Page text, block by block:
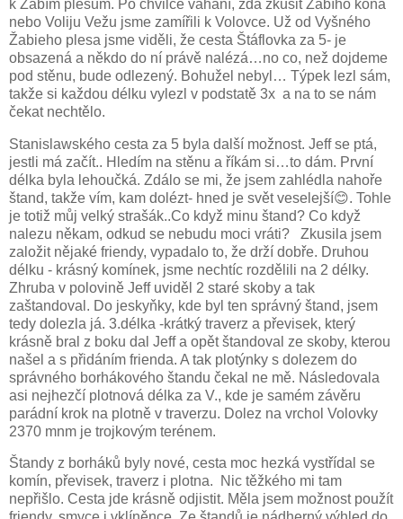
k Žabím plesům. Po chvilce váhání, zda zkusit Žabího koňa
nebo Voliju Vežu jsme zamířili k Volovce. Už od Vyšného
Žabieho plesa jsme viděli, že cesta Štáflovka za 5- je
obsazená a někdo do ní právě nalézá…no co, než dojdeme
pod stěnu, bude odlezený. Bohužel nebyl… Týpek lezl sám,
takže si každou délku vylezl v podstatě 3x a na to se nám
čekat nechtělo.
Stanislawského cesta za 5 byla další možnost. Jeff se ptá,
jestli má začít.. Hledím na stěnu a říkám si…to dám. První
délka byla lehoučká. Zdálo se mi, že jsem zahlédla nahoře
štand, takže vím, kam dolézt- hned je svět veselejší😊. Tohle
je totiž můj velký strašák..Co když minu štand? Co když
nalezu někam, odkud se nebudu moci vráti?
Zkusila jsem
založit nějaké friendy, vypadalo to, že drží dobře. Druhou
délku - krásný komínek, jsme nechtíc rozdělili na 2 délky.
Zhruba v polovině Jeff uviděl 2 staré skoby a tak
zaštandoval. Do jeskyňky, kde byl ten správný štand, jsem
tedy dolezla já. 3.délka -krátký traverz a převisek, který
krásně bral z boku dal Jeff a opět štandoval ze skoby, kterou
našel a s přidáním frienda. A tak plotýnky s dolezem do
správného borhákového štandu čekal ne mě. Následovala
asi nejhezčí plotnová délka za V., kde je samém závěru
parádní krok na plotně v traverzu. Dolez na vrchol Volovky
2370 mnm je trojkovým terénem.
Štandy z borháků byly nové, cesta moc hezká vystřídal se
komín, převisek, traverz i plotna.
Nic těžkého mi tam
nepřišlo. Cesta jde krásně odjistit. Měla jsem možnost použít